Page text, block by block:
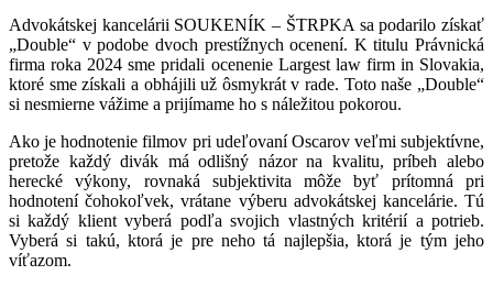
Advokátskej kancelárii SOUKENÍK – ŠTRPKA sa podarilo získať
„Double“ v podobe dvoch prestížnych ocenení. K titulu Právnická
firma roka 2024 sme pridali ocenenie Largest law firm in Slovakia,
ktoré sme získali a obhájili už ôsmykrát v rade. Toto naše „Double“
si nesmierne vážime a prijímame ho s náležitou pokorou.
Ako je hodnotenie filmov pri udeľovaní Oscarov veľmi subjektívne,
pretože každý divák má odlišný názor na kvalitu, príbeh alebo
herecké výkony, rovnaká subjektivita môže byť prítomná pri
hodnotení čohokoľvek, vrátane výberu advokátskej kancelárie. Tú
si každý klient vyberá podľa svojich vlastných kritérií a potrieb.
Vyberá si takú, ktorá je pre neho tá najlepšia, ktorá je tým jeho
víťazom.